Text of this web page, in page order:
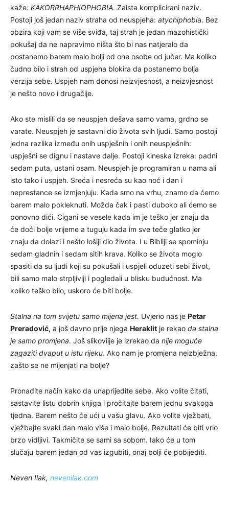
kaže: KAKORRHAPHIOPHOBIA. Zaista komplicirani naziv.
Postoji još jedan naziv straha od neuspjeha: atychiphobia. Bez
obzira koji vam se više sviđa, taj strah je jedan mazohistički
pokušaj da ne napravimo ništa što bi nas natjeralo da
postanemo barem malo bolji od one osobe od jučer. Ma koliko
čudno bilo i strah od uspjeha blokira da postanemo bolja
verzija sebe. Uspjeh nam donosi neizvjesnost, a neizvjesnost
je nešto novo i drugačije.
Ako ste mislili da se neuspjeh dešava samo vama, grdno se
varate. Neuspjeh je sastavni dio života svih ljudi. Samo postoji
jedna razlika između onih uspješnih i onih neuspješnih:
uspješni se dignu i nastave dalje. Postoji kineska izreka: padni
sedam puta, ustani osam. Neuspjeh je programiran u nama ali
isto tako i uspjeh. Sreća i nesreća su kao noć i dan i
neprestance se izmjenjuju. Kada smo na vrhu, znamo da ćemo
barem malo pokleknuti. Možda čak i pasti duboko ali ćemo se
ponovno dići. Cigani se vesele kada im je teško jer znaju da
će doći bolje vrijeme a tuguju kada im sve teče glatko jer
znaju da dolazi i nešto lošiji dio života. I u Bibliji se spominju
sedam gladnih i sedam sitih krava. Koliko se života moglo
spasiti da su ljudi koji su pokušali i uspjeli oduzeti sebi život,
bili samo malo strpljiviji i pogledali u blisku budućnost. Ma
koliko teško bilo, uskoro će biti bolje.
Stalna na tom svijetu samo mijena jest. Uvjerio nas je Petar
Preradović, a još davno prije njega Heraklit je rekao da stalna
je samo promjena. Još slikoviije je izrekao da nije moguće
zagaziti dvaput u istu rijeku. Ako nam je promjena neizbježna,
zašto se ne mijenjati na bolje?
Pronađite način kako da unaprijedite sebe. Ako volite čitati,
sastavite listu dobrih knjiga i pročitajte barem jednu svakoga
tjedna. Barem nešto će ući u vašu glavu. Ako volite vježbati,
vježbajte svaki dan malo više i malo bolje. Rezultati će biti vrlo
brzo vidljivi. Takmičite se sami sa sobom. Iako će u tom
slučaju barem jedan od vas izgubiti, onaj bolji će pobijediti.
Neven Ilak, nevenilak.com